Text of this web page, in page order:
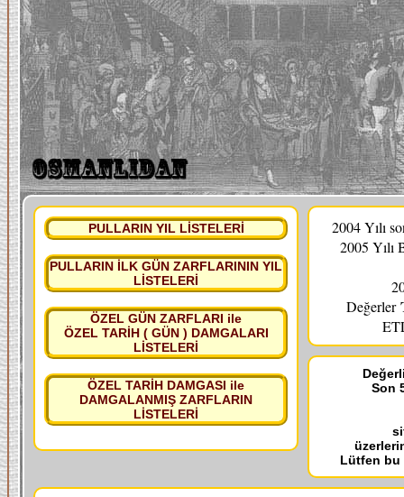
PULLARIN YIL LİSTELERİ
PULLARIN İLK GÜN ZARFLARININ YIL
LİSTELERİ
ÖZEL GÜN ZARFLARI ile
ÖZEL TARİH ( GÜN ) DAMGALARI
LİSTELERİ
ÖZEL TARİH DAMGASI ile
DAMGALANMIŞ ZARFLARIN
LİSTELERİ
2004 Yılı
2005 Yılı
Değerler
Son
Lütfen bu